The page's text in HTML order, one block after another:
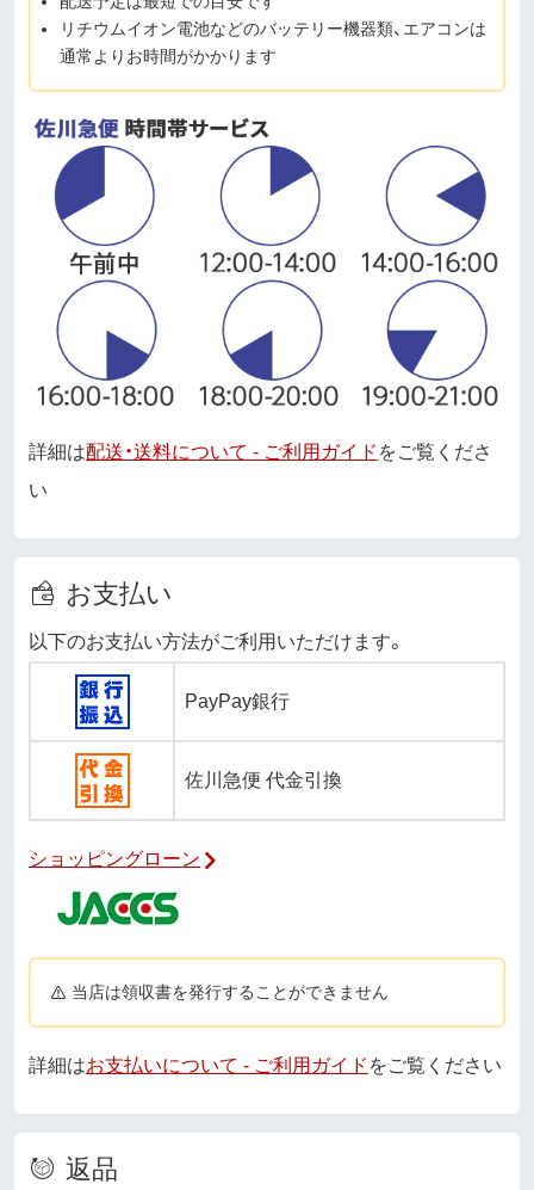
リチウムイオン電池などのバッテリー機器類、エアコンは
通常よりお時間がかかります
詳細は配送・送料について - ご利用ガイド をご覧くださ
い
お支払い
以下のお支払い方法がご利用いただけます。
PayPay銀行
佐川急便 代金引換
ショッピングローン
当店は領収書を発行することができません
詳細はお支払いについて - ご利用ガイド をご覧ください
返品